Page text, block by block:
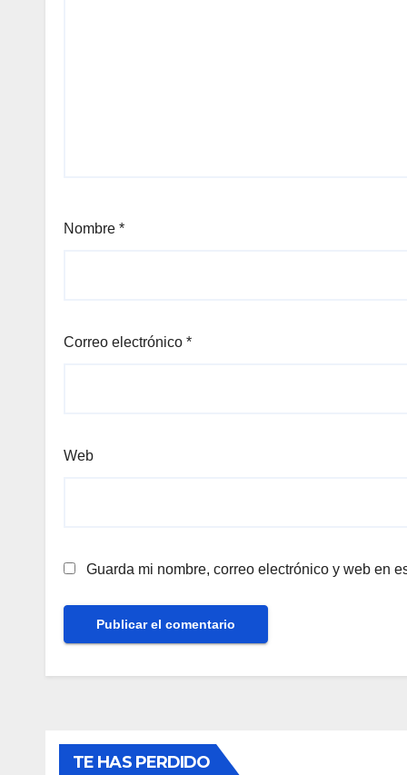
Nombre *
Correo electrónico *
Web
Guarda mi nombre, correo electrónico y web en
TE HAS PERDIDO